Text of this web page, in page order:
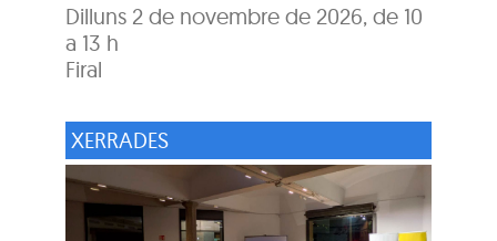
Dilluns 2 de novembre de 2026, de 10
a 13 h
Firal
XERRADES